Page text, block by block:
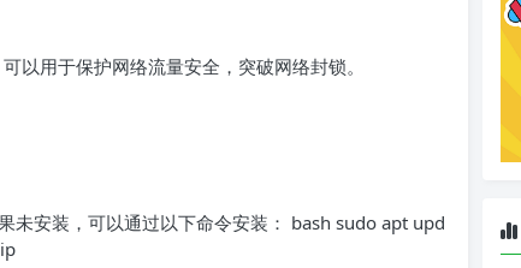
以用于保护网络流量安全，突破网络封锁。
未安装，可以通过以下命令安装： bash sudo apt upd